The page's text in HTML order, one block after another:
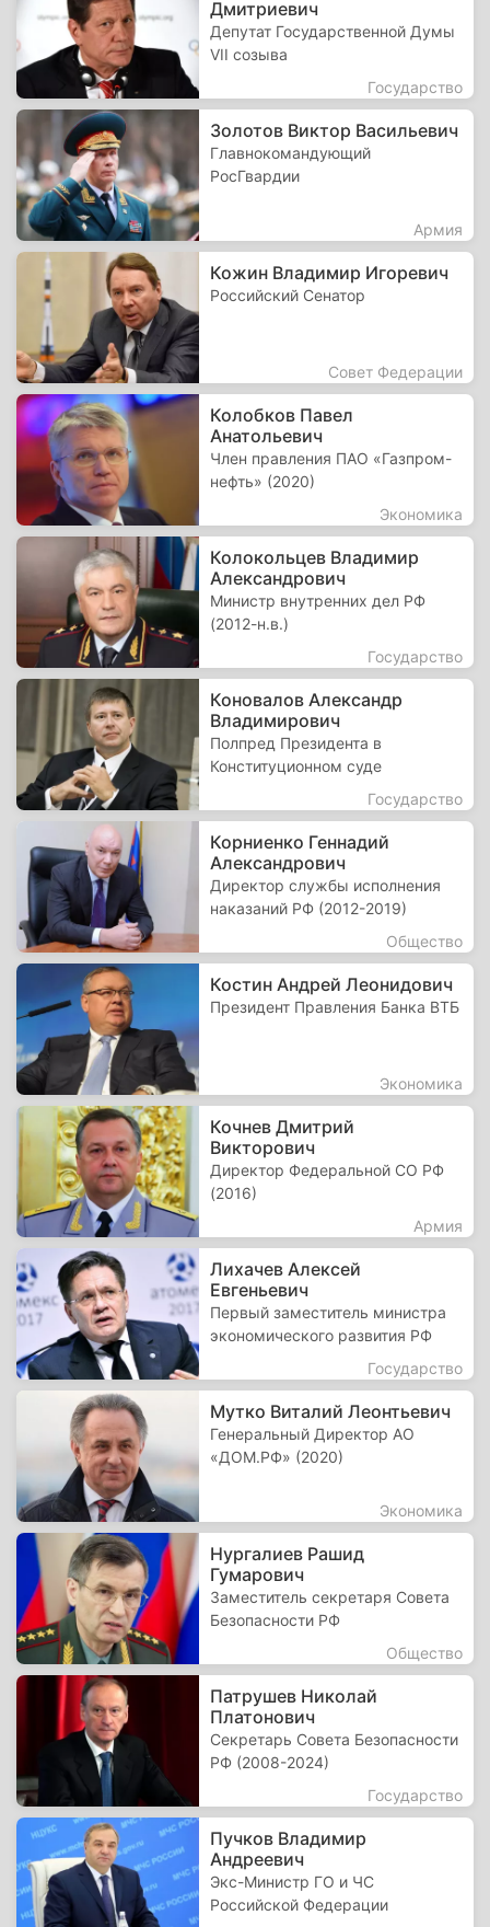
Дмитриевич
Депутат Государственной Думы
VII созыва
Государство
Золотов Виктор Васильевич
Главнокомандующий
РосГвардии
Армия
Кожин Владимир Игоревич
Российский Сенатор
Совет Федерации
Колобков Павел
Анатольевич
Член правления ПАО «Газпром-
нефть» (2020)
Экономика
Колокольцев Владимир
Александрович
Министр внутренних дел РФ
(2012-н.в.)
Государство
Коновалов Александр
Владимирович
Полпред Президента в
Конституционном суде
Государство
Корниенко Геннадий
Александрович
Директор службы исполнения
наказаний РФ (2012-2019)
Общество
Костин Андрей Леонидович
Президент Правления Банка ВТБ
Экономика
Кочнев Дмитрий
Викторович
Директор Федеральной СО РФ
(2016)
Армия
Лихачев Алексей
Евгеньевич
Первый заместитель министра
экономического развития РФ
Государство
Мутко Виталий Леонтьевич
Генеральный Директор АО
«ДОМ.РФ» (2020)
Экономика
Нургалиев Рашид
Гумарович
Заместитель секретаря Совета
Безопасности РФ
Общество
Патрушев Николай
Платонович
Секретарь Совета Безопасности
РФ (2008-2024)
Государство
Пучков Владимир
Андреевич
Экс-Министр ГО и ЧС
Российской Федерации